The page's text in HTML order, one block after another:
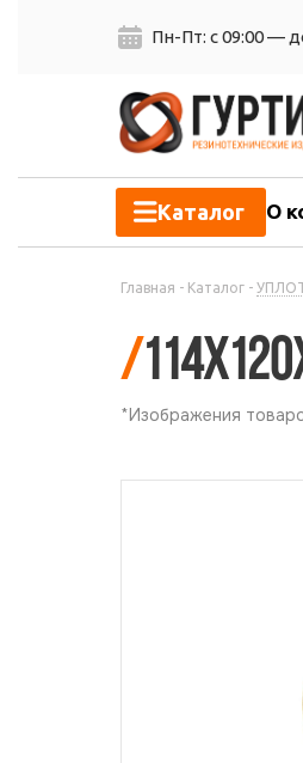
Пн-Пт: с 09:00 —
Каталог О
Главная - Каталог -
/
*Изображения